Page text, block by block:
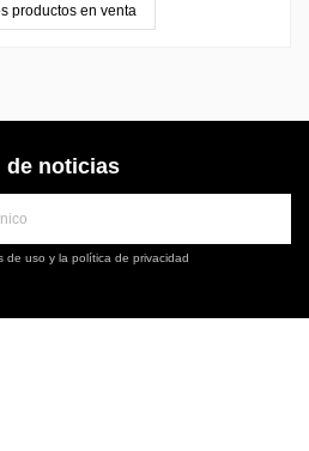
productos en venta
de noticias
de uso y la política de privacidad